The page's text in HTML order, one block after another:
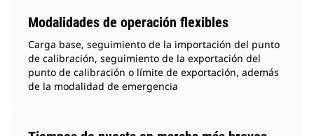
Modalidades de operación flexibles
Carga base, seguimiento de la importación del punto
de calibración, seguimiento de la exportación del
punto de calibración o límite de exportación, además
de la modalidad de emergencia